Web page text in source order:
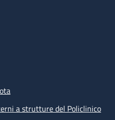
a strutture del Policlinico